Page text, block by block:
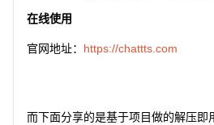
在线使用
官网地址： https://chattts.com
而下面分享的是基于项目做的解压即